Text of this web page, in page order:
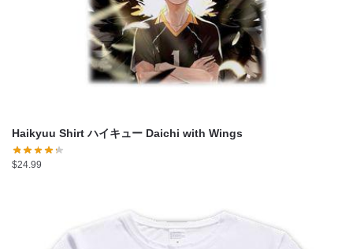
Haikyuu Shirt ハイキュー Daichi with Wings
$24.99